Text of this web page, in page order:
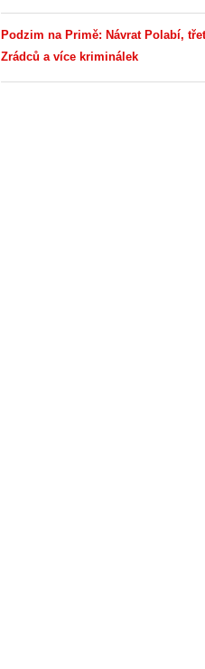
Podzim na Primě: Návrat Polabí,
Zrádců a více kriminálek